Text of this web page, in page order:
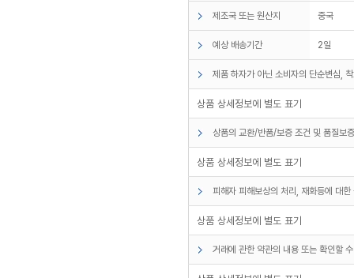
제조국 또는 원산지 중국
예상 배송기간 2일
제품 하자가 아닌 소비자의 단순변심,
상품 상세정보에 별도 표기
상품의 교환/반품/보증 조건 및 품질보
상품 상세정보에 별도 표기
피해자 피해보상의 처리, 재화등에 대
상품 상세정보에 별도 표기
거래에 관한 약관의 내용 또는 확인할